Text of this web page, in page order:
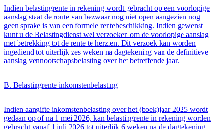
Indien belastingrente in rekening wordt gebracht op een voorlopige
aanslag staat de route van bezwaar nog niet open aangezien nog
geen sprake is van een formele rentebeschikking. Indien gewenst
kunt u de Belastingdienst wel verzoeken om de voorlopige aanslag
met betrekking tot de rente te herzien. Dit verzoek kan worden
ingediend tot uiterlijk zes weken na dagtekening van de definitieve
aanslag vennootschapsbelasting over het betreffende jaar.
B. Belastingrente inkomstenbelasting
Indien aangifte inkomstenbelasting over het (boek)jaar 2025 wordt
gedaan op of na 1 mei 2026, kan belastingrente in rekening worden
gebracht vanaf 1 juli 2026 tot uiterlijk 6 weken na de dagtekening